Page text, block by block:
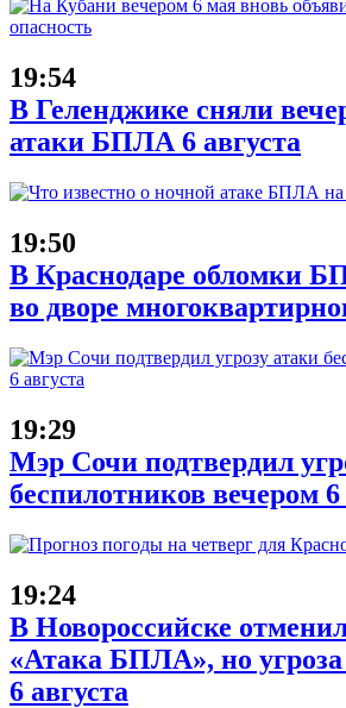
19:54
В Геленджике сняли
атаки БПЛА 6 августа
19:50
В Краснодаре обломки
во дворе
19:29
Мэр Сочи подтвердил
беспилотников вечером 6
19:24
В Новороссийске
«Атака БПЛА», но угроза
6 августа